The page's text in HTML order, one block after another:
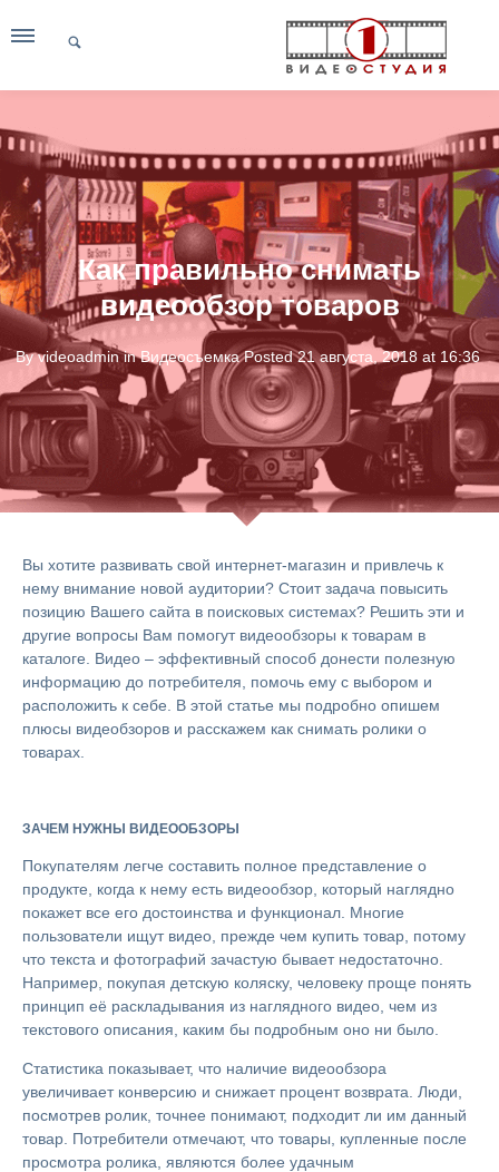
Как правильно снимать
видеообзор товаров
By videoadmin in Видеосъемка Posted 21 августа, 2018 at 16:36
Вы хотите развивать свой интернет-магазин и привлечь к
нему внимание новой аудитории? Стоит задача повысить
позицию Вашего сайта в поисковых системах? Решить эти и
другие вопросы Вам помогут видеообзоры к товарам в
каталоге. Видео – эффективный способ донести полезную
информацию до потребителя, помочь ему с выбором и
расположить к себе. В этой статье мы подробно опишем
плюсы видеобзоров и расскажем как снимать ролики о
товарах.
ЗАЧЕМ НУЖНЫ ВИДЕООБЗОРЫ
Покупателям легче составить полное представление о
продукте, когда к нему есть видеообзор, который наглядно
покажет все его достоинства и функционал. Многие
пользователи ищут видео, прежде чем купить товар, потому
что текста и фотографий зачастую бывает недостаточно.
Например, покупая детскую коляску, человеку проще понять
принцип её раскладывания из наглядного видео, чем из
текстового описания, каким бы подробным оно ни было.
Статистика показывает, что наличие видеообзора
увеличивает конверсию и снижает процент возврата. Люди,
посмотрев ролик, точнее понимают, подходит ли им данный
товар. Потребители отмечают, что товары, купленные после
просмотра ролика, являются более удачным